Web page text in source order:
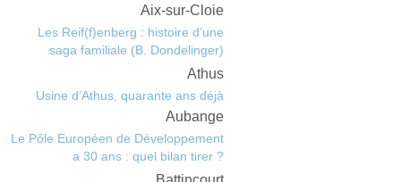
Aix-sur-Cloie
Les Reif(f)enberg : histoire d’une
saga familiale (B. Dondelinger)
Athus
Usine d’Athus, quarante ans déjà
Aubange
Le Pôle Européen de Développement
a 30 ans : quel bilan tirer ?